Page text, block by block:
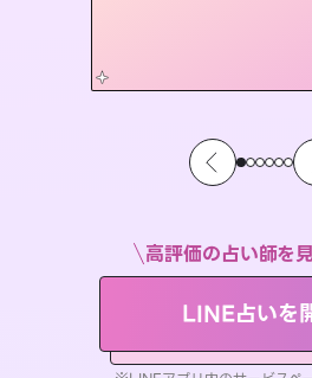
高評価の占い師を
LINE占いを